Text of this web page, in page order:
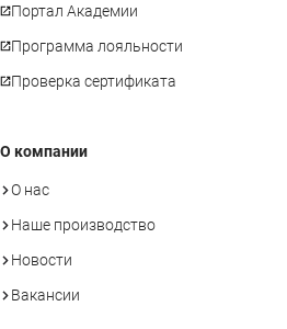
Портал Академии
Программа лояльности
Проверка сертификата
О компании
О нас
Наше производство
Новости
Вакансии